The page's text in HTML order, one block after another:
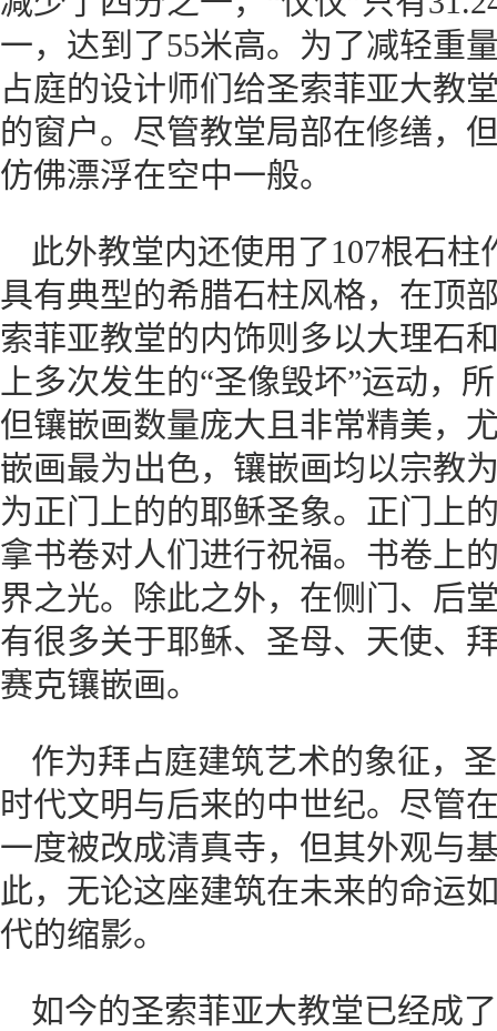
一，达到了55米高。为了减轻重
占庭的设计师们给圣索菲亚大教
的窗户。尽管教堂局部在修缮，
仿佛漂浮在空中一般。
此外教堂内还使用了107根石
具有典型的希腊石柱风格，在顶
索菲亚教堂的内饰则多以大理石
上多次发生的“圣像毁坏”运动，
但镶嵌画数量庞大且非常精美，
嵌画最为出色，镶嵌画均以宗教
为正门上的的耶稣圣象。正门上
拿书卷对人们进行祝福。书卷上
界之光。除此之外，在侧门、后
有很多关于耶稣、圣母、天使、
赛克镶嵌画。
作为拜占庭建筑艺术的象征，
时代文明与后来的中世纪。尽管
一度被改成清真寺，但其外观与
此，无论这座建筑在未来的命运
代的缩影。
如今的圣索菲亚大教堂已经成